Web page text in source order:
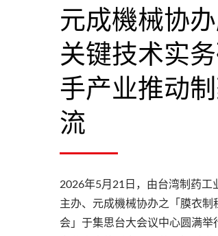
元成機械协
关键技术实
手产业推动
流
2026年5月21日，由台湾制药工
主办、元成機械协办之「膜衣制
会」于集思台大会议中心圆满举